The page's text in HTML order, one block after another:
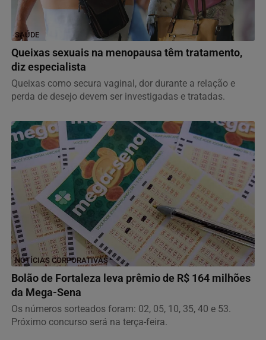
SAÚDE
Queixas sexuais na menopausa têm tratamento,
diz especialista
Queixas como secura vaginal, dor durante a relação e
perda de desejo devem ser investigadas e tratadas.
NOTÍCIAS CORPORATIVAS
Bolão de Fortaleza leva prêmio de R$ 164 milhões
da Mega-Sena
Os números sorteados foram: 02, 05, 10, 35, 40 e 53.
Próximo concurso será na terça-feira.